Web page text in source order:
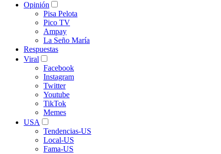
Opinión
Pisa Pelota
Pico TV
Ampay
La Seño María
Respuestas
Viral
Facebook
Instagram
Twitter
Youtube
TikTok
Memes
USA
Tendencias-US
Local-US
Fama-US